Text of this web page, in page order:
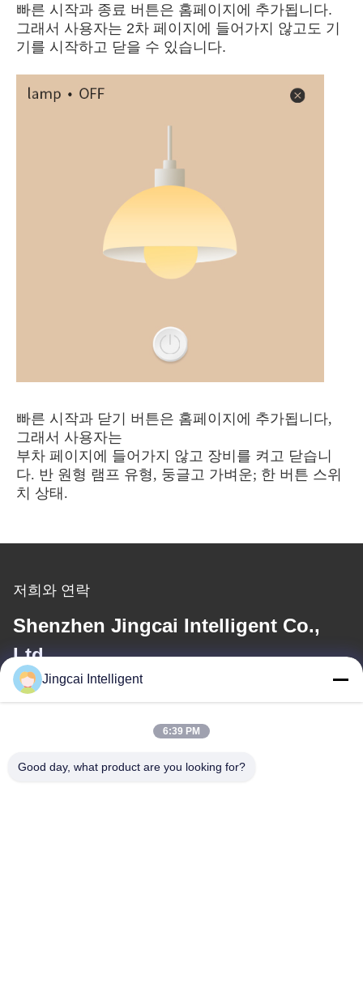
빠른 시작과 종료 버튼은 홈페이지에 추가됩니다.
그래서 사용자는 2차 페이지에 들어가지 않고도 기
기를 시작하고 닫을 수 있습니다.
빠른 시작과 닫기 버튼은 홈페이지에 추가됩니다,
그래서 사용자는
부차 페이지에 들어가지 않고 장비를 켜고 닫습니
다. 반 원형 램프 유형, 둥글고 가벼운; 한 버튼 스위
치 상태.
저희와 연락
Shenzhen Jingcai Intelligent Co.,
Ltd.
이메일
david@guition.com
Jingcai Intelligent
6:39 PM
Good day, what product are you looking for?